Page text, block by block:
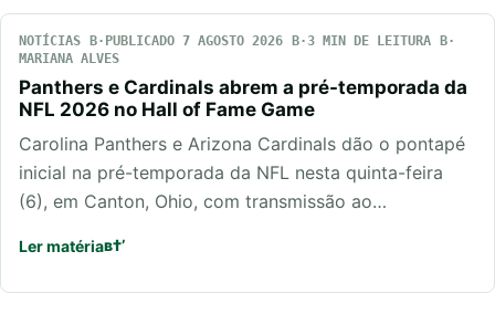
NOTÍCIAS PUBLICADO 7 AGOSTO 2026
3 MIN DE LEITURA
MARIANA ALVES
Panthers e Cardinals abrem a pré-temporada da
NFL 2026 no Hall of Fame Game
Carolina Panthers e Arizona Cardinals dão o pontapé
inicial na pré-temporada da NFL nesta quinta-feira
(6), em Canton, Ohio, com transmissão ao…
Ler matéria